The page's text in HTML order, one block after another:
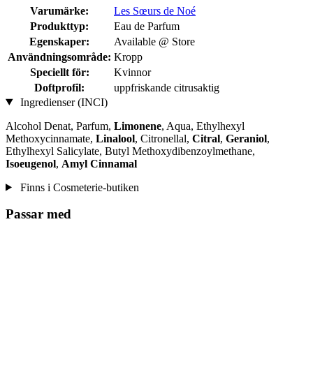
Varumärke:
Les Sœurs de Noé
Produkttyp:
Eau de Parfum
Egenskaper:
Available @ Store
Användningsområde: Kropp
Speciellt för:
Kvinnor
Doftprofil:
uppfriskande citrusaktig
Ingredienser (INCI)
Alcohol Denat, Parfum, Limonene, Aqua, Ethylhexyl
Methoxycinnamate, Linalool, Citronellal, Citral, Geraniol,
Ethylhexyl Salicylate, Butyl Methoxydibenzoylmethane,
Isoeugenol, Amyl Cinnamal
Finns i Cosmeterie-butiken
Passar med